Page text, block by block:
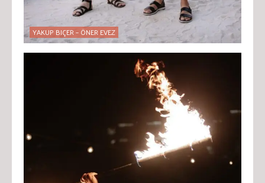
YAKUP BIÇER – ÖNER EVEZ